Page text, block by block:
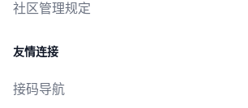
社区管理规定
友情连接
接码导航